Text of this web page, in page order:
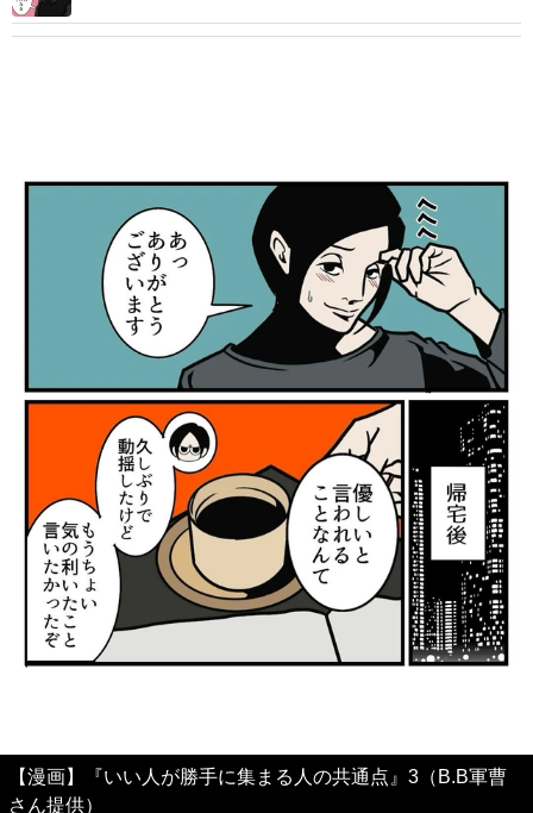
【漫画】『いい人が勝手に集まる人の共通点』3（B.B軍曹
さん提供）